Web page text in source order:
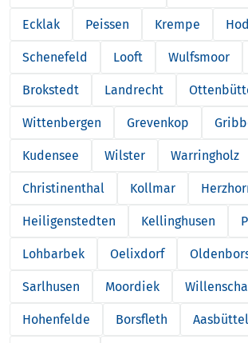
Ecklak Peissen Krempe
Schenefeld Looft Wulfsmoor
Brokstedt Landrecht
Wittenbergen Grevenkop
Kudensee Wilster Warringholz
Christinenthal Kollmar
Heiligenstedten Kellinghusen
Lohbarbek Oelixdorf
Sarlhusen Moordiek
Hohenfelde Borsfleth Aasbüttel